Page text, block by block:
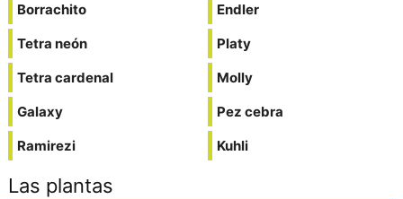
Borrachito
Tetra neón
Tetra cardenal
Galaxy
Ramirezi
Endler
Platy
Molly
Pez cebra
Kuhli
Las plantas